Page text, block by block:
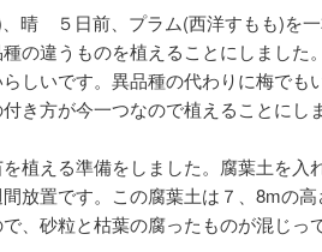
、晴 ５日前、プラム(西洋すもも)を
の違うものを植えることにしました
しいです。異品種の代わりに梅でも
き方が今一つなので植えることにし
植える準備をしました。腐葉土を入
放置です。この腐葉土は７、8mの
、砂粒と枯葉の腐ったものが混じっ